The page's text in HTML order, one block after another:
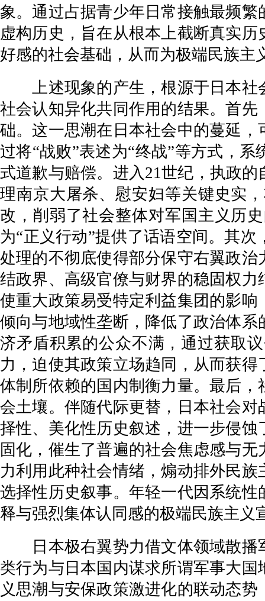
象。通过占据青少年日常接触最频
虚构历史，旨在从根本上截断真实
好感的社会基础，从而为极端民族主
上述现象的产生，根源于日本社
社会认知异化共同作用的结果。首
础。这一思潮在日本社会中的蔓延
过将“战败”表述为“终战”等方式，
式道歉与赔偿。进入21世纪，执政
理南京大屠杀、慰安妇等关键史实
改，削弱了社会整体对军国主义历
为“正义行动”提供了话语空间。其
处理的不彻底使得部分保守右翼政
结政界、高级官僚与财界的稳固权
使重大政策易受特定利益集团的影
倾向与地域性垄断，降低了政治体
济矛盾积累的公众不满，通过获取
力，迫使其政策立场趋同，从而获
体制所依赖的国内制衡力量。最后
会土壤。伴随代际更替，日本社会
择性、美化性历史叙述，进一步侵
固化，催生了普遍的社会焦虑感与
力利用此种社会情绪，煽动排外民
选择性历史叙事。年轻一代因系统
释与强烈集体认同感的极端民族主义
日本极右翼势力借文体领域散播
类行为与日本国内谋求所谓军事大
义思潮与安保政策激进化的联动态